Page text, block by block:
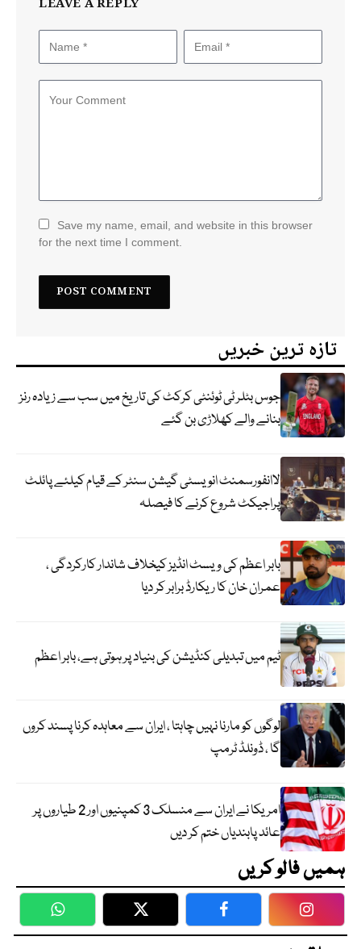
LEAVE A REPLY
Save my name, email, and website in this browser
for the next time I comment.
تازہ ترین خبریں
جوس بٹلر ٹی ٹوئنٹی کرکٹ کی تاریخ میں سب سے زیادہ رنز
بنانے والے کھلاڑی بن گئے
لاانفورسمنٹ انویسٹی گیشن سنٹر کے قیام کیلئے پائلٹ
پراجیکٹ شروع کرنے کا فیصلہ
بابر اعظم کی ویسٹ انڈیز کیخلاف شاندار کارکردگی ،
عمران خان کا ریکارڈ برابر کر دیا
ٹیم میں تبدیلی کنڈیشن کی بنیاد پر ہوتی ہے، بابر اعظم
لوگوں کو مارنا نہیں چاہتا ، ایران سے معاہدہ کرنا پسند کروں
گا ، ڈونلڈ ٹرمپ
امریکا نے ایران سے منسلک 3 کمپنیوں اور 2 طیاروں پر
عائد پابندیاں ختم کر دیں
ہمیں فالو کریں
WhatsApp Twitter Facebook